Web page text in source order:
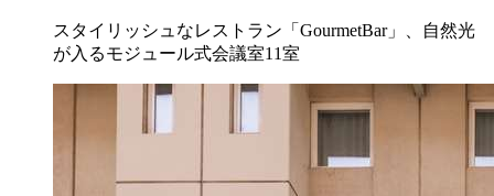
スタイリッシュなレストラン「GourmetBar」、自然光
が入るモジュール式会議室11室